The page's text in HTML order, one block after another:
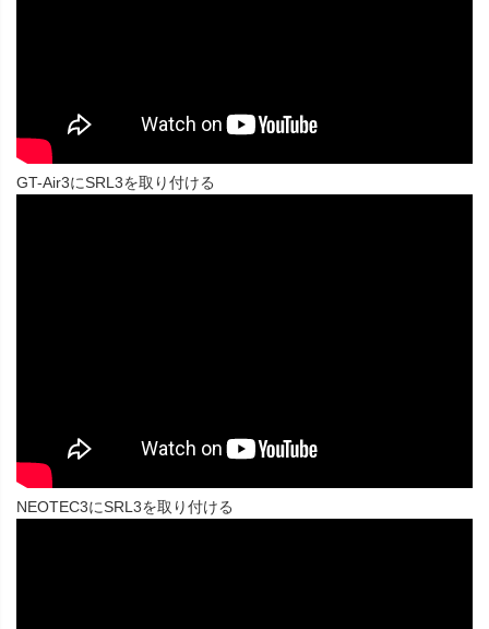
GT-Air3にSRL3を取り付ける
NEOTEC3にSRL3を取り付ける